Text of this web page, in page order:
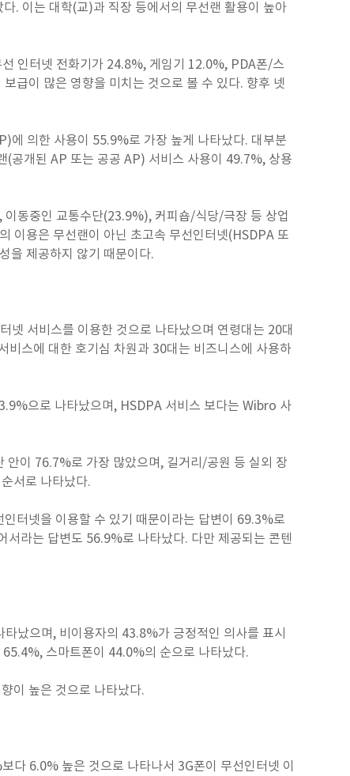
. 이는 대학(교)과 직장 등에서의 무선랜 활용이 높아
인터넷 전화기가 24.8%, 게임기 12.0%, PDA폰/스
급이 많은 영향을 미치는 것으로 볼 수 있다. 향후 넷
에 의한 사용이 55.9%로 가장 높게 나타났다. 대부분
(공개된 AP 또는 공공 AP) 서비스 사용이 49.7%, 상용
동중인 교통수단(23.9%), 커피숍/식당/극장 등 상업
이용은 무선랜이 아닌 초고속 무선인터넷(HSDPA 또
을 제공하지 않기 때문이다.
서비스를 이용한 것으로 나타났으며 연령대는 20대
스에 대한 호기심 차원과 30대는 비즈니스에 사용하
으로 나타났으며, HSDPA 서비스 보다는 Wibro 사
안이 76.7%로 가장 많았으며, 길거리/공원 등 실외 장
서로 나타났다.
터넷을 이용할 수 있기 때문이라는 답변이 69.3%로
서라는 답변도 56.9%로 나타났다. 다만 제공되는 콘텐
났으며, 비이용자의 43.8%가 긍정적인 의사를 표시
스마트폰이 44.0%의 순으로 나타났다.
이 높은 것으로 나타났다.
다 6.0% 높은 것으로 나타나서 3G폰이 무선인터넷 이